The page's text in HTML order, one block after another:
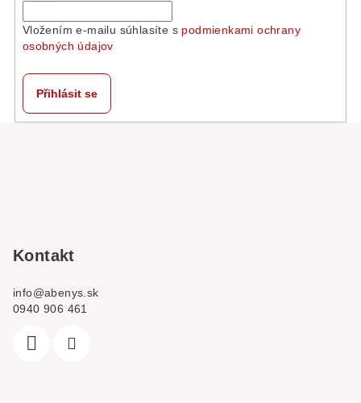
Vložením e-mailu súhlasíte s podmienkami ochrany
osobných údajov
Přihlásit se
Kontakt
info@abenys.sk
0940 906 461